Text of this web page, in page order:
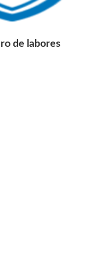
de labores